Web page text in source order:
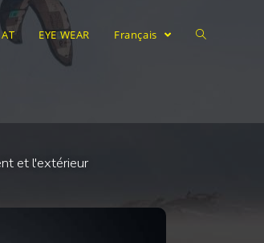
EYE WEAR Français
et l'extérieur